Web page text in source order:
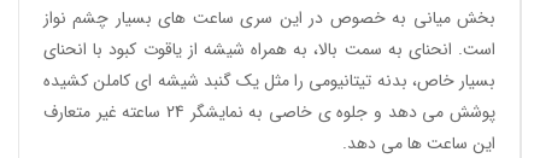
بخش میانی به خصوص در این سری ساعت های بسیار چشم نواز
است. انحنای به سمت بالا، به همراه شیشه از یاقوت کبود با انحنای
بسیار خاص، بدنه تیتانیومی را مثل یک گنبد شیشه ای کاملن کشیده
پوشش می دهد و جلوه ی خاصی به نمایشگر 24 ساعته غیر متعارف
این ساعت ها می دهد.